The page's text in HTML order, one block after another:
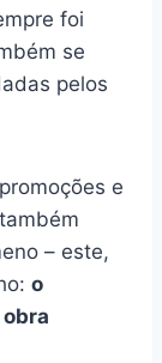
foi
se
pelos
e
– este,
o